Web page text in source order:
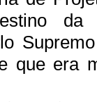
da
que era